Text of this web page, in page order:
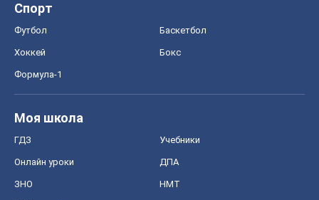
Спорт
Футбол Баскетбол
Хоккей Бокс
Формула-1
Моя школа
ГДЗ Учебники
Онлайн уроки ДПА
ЗНО НМТ